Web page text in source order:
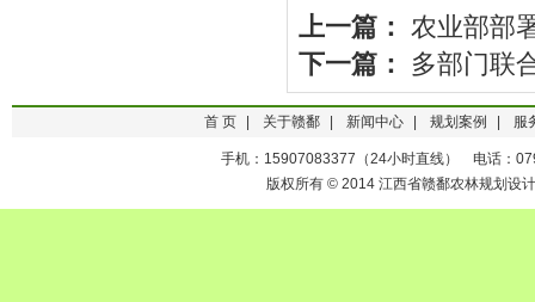
上一篇： 农业部部
下一篇：
多部门联
首 页 关于赣鄱 新闻中心 规划案例 服
手机：15907083377（24小时直线） 电话：
版权所有 © 2014 江西省赣鄱农林规划